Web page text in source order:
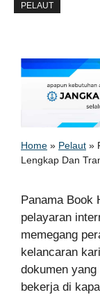
PELAUT
Home » Pelaut »
Lengkap Dan
Panama Book
pelayaran
memegang
kelancaran
dokumen
bekerja di